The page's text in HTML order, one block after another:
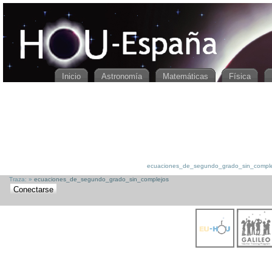
[[
ecuaciones_de_segundo_grado_sin_complejos ]]
Inicio Astronomía Matemáticas Física
Traza: » ecuaciones_de_segundo_grado_sin_complejos